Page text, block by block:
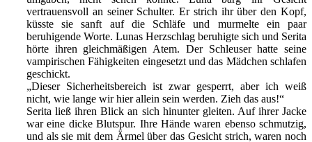
vertrauensvoll an seiner Schulter. Er strich ihr über den Kopf,
küsste sie sanft auf die Schläfe und murmelte ein paar
beruhigende Worte. Lunas Herzschlag beruhigte sich und Serita
hörte ihren gleichmäßigen Atem. Der Schleuser hatte seine
vampirischen Fähigkeiten eingesetzt und das Mädchen schlafen
geschickt.
„Dieser Sicherheitsbereich ist zwar gesperrt, aber ich weiß
nicht, wie lange wir hier allein sein werden. Zieh das aus!“
Serita ließ ihren Blick an sich hinunter gleiten. Auf ihrer Jacke
war eine dicke Blutspur. Ihre Hände waren ebenso schmutzig,
und als sie mit dem Ärmel über das Gesicht strich, waren noch